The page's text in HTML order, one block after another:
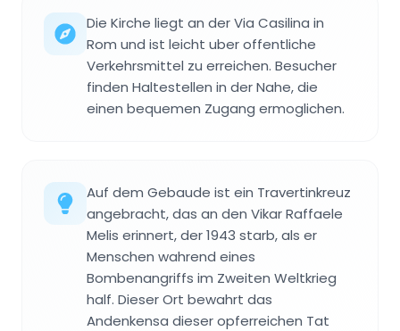
Die Kirche liegt an der Via Casilina in
Rom und ist leicht uber offentliche
Verkehrsmittel zu erreichen. Besucher
finden Haltestellen in der Nahe, die
einen bequemen Zugang ermoglichen.
Auf dem Gebaude ist ein Travertinkreuz
angebracht, das an den Vikar Raffaele
Melis erinnert, der 1943 starb, als er
Menschen wahrend eines
Bombenangriffs im Zweiten Weltkrieg
half. Dieser Ort bewahrt das
Andenkensa dieser opferreichen Tat